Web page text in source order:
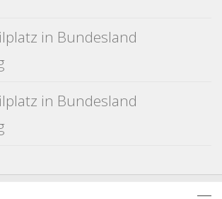
in Bundesland
in Bundesland